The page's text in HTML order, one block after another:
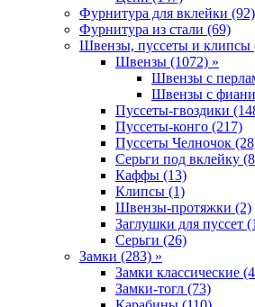
Фурнитура для вклейки (92)
Фурнитура из стали (69)
Швензы, пуссеты и клипсы
Швензы (1072) »
Швензы с
Швензы с
Пуссеты-гвоздики
Пуссеты-конго (217)
Пуссеты Челночок
Серьги под вклейку
Каффы (13)
Клипсы (1)
Швензы-протяжки (2)
Заглушки для пуссет
Серьги (26)
Замки (283) »
Замки классические
Замки-тогл (73)